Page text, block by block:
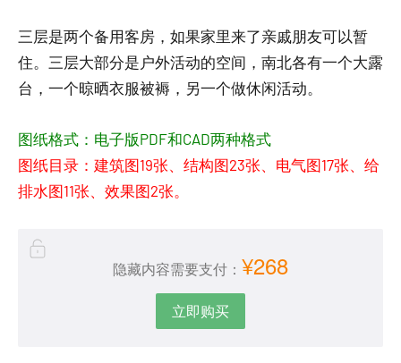
三层是两个备用客房，如果家里来了亲戚朋友可以暂
住。三层大部分是户外活动的空间，南北各有一个大露
台，一个晾晒衣服被褥，另一个做休闲活动。
图纸格式：电子版PDF和CAD两种格式
图纸目录：建筑图19张、结构图23张、电气图17张、给
排水图11张、效果图2张。
隐藏内容需要支付： ¥268
立即购买